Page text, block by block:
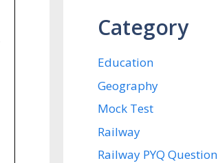
Category
Education
Geography
Mock Test
Railway
Railway PYQ Question